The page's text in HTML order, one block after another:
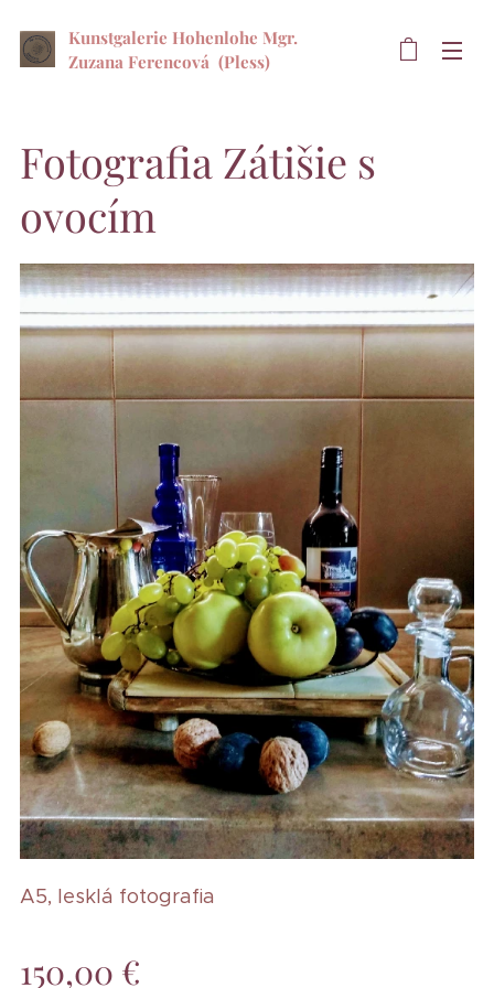
Kunstgalerie Hohenlohe Mgr.
Zuzana Ferencová (Pless)
Fotografia Zátišie s
ovocím
A5, lesklá fotografia
150,00 €